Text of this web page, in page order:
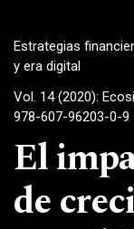
Estrategias
y era digital
Vol. 14 (2020):
978-607-96203-0-9
El
de